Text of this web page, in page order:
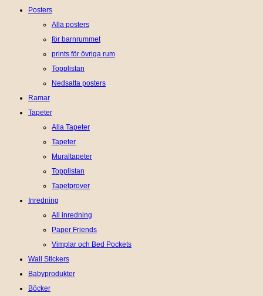
Posters
Alla posters
för barnrummet
prints för övriga rum
Topplistan
Nedsatta posters
Ramar
Tapeter
Alla Tapeter
Tapeter
Muraltapeter
Topplistan
Tapetprover
Inredning
All inredning
Paper Friends
Vimplar och Bed Pockets
Wall Stickers
Babyprodukter
Böcker